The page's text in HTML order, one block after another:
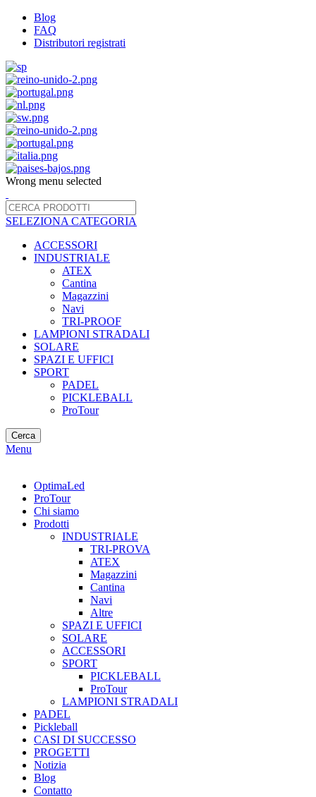
Blog
FAQ
Distributori registrati
Wrong menu selected
SELEZIONA CATEGORIA
ACCESSORI
INDUSTRIALE
ATEX
Cantina
Magazzini
Navi
TRI-PROOF
LAMPIONI STRADALI
SOLARE
SPAZI E UFFICI
SPORT
PADEL
PICKLEBALL
ProTour
Cerca
Menu
OptimaLed
ProTour
Chi siamo
Prodotti
INDUSTRIALE
TRI-PROVA
ATEX
Magazzini
Cantina
Navi
Altre
SPAZI E UFFICI
SOLARE
ACCESSORI
SPORT
PICKLEBALL
ProTour
LAMPIONI STRADALI
PADEL
Pickleball
CASI DI SUCCESSO
PROGETTI
Notizia
Blog
Contatto